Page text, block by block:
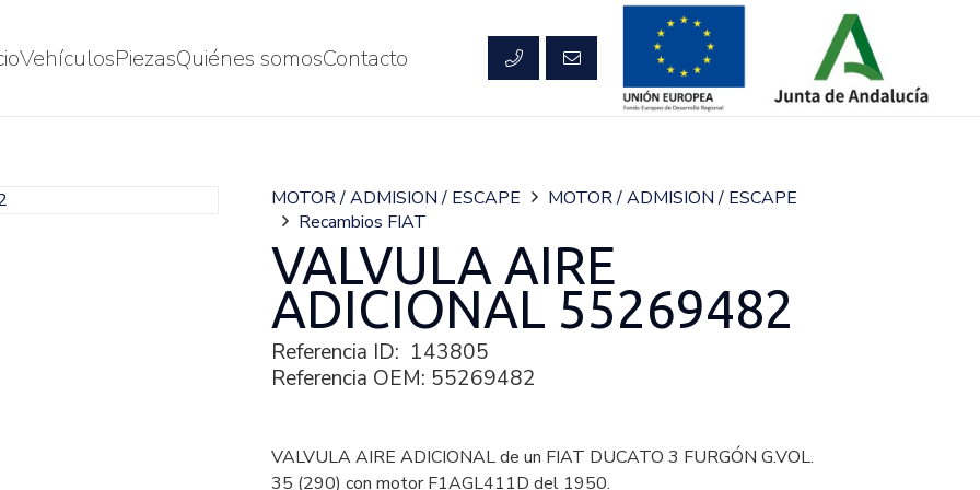
VehículosPiezasQuiénes somosContacto
MOTOR / ADMISION / ESCAPE
MOTOR / ADMISION / ESCAPE
Recambios FIAT
VALVULA AIRE
ADICIONAL 55269482
Referencia ID: 143805
Referencia OEM: 55269482
VALVULA AIRE ADICIONAL de un FIAT DUCATO 3 FURGÓN G.VOL.
35 (290) con motor F1AGL411D del 1950.